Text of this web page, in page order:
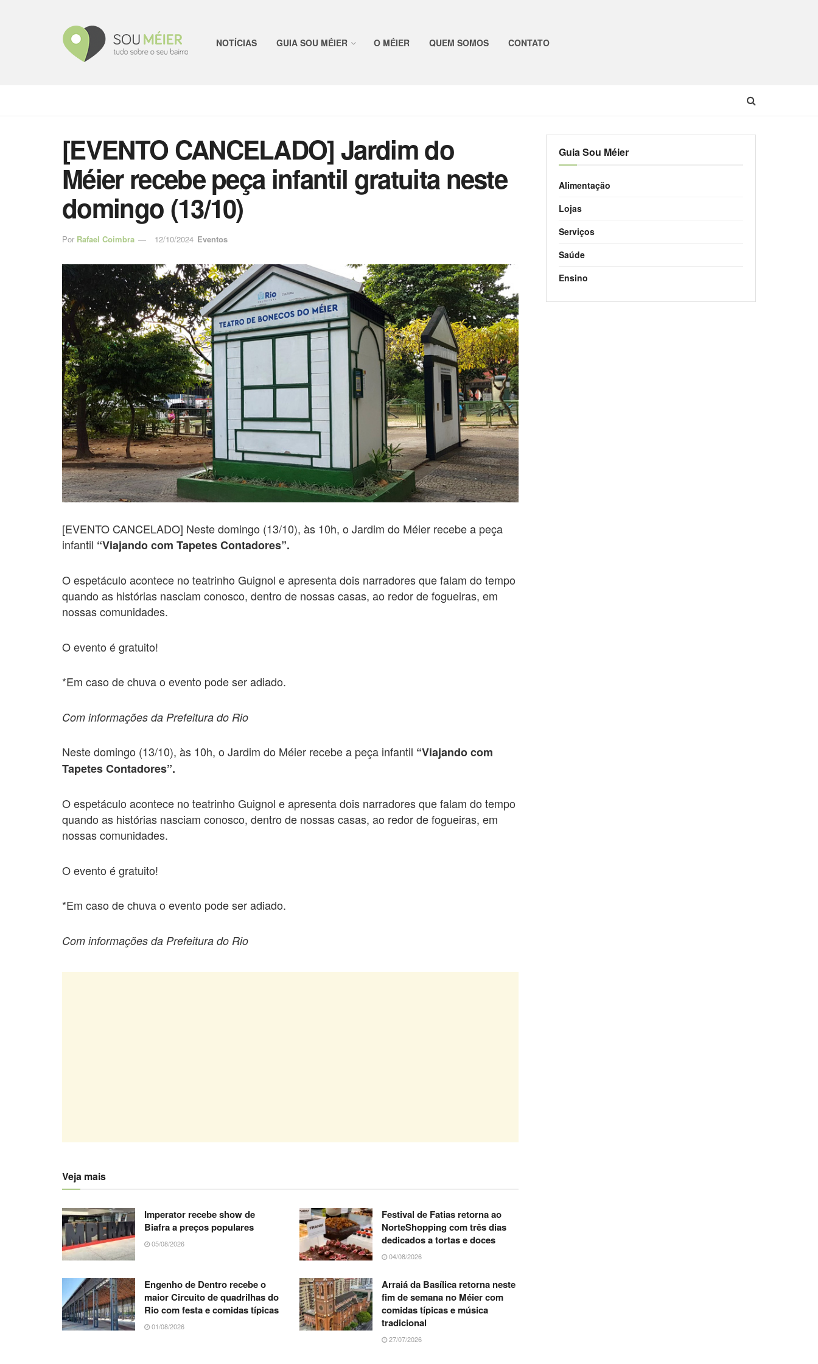
NOTÍCIAS GUIA SOU MÉIER O MÉIER QUEM SOMOS CONTATO
[EVENTO CANCELADO] Jardim do
Méier recebe peça infantil gratuita neste
domingo (13/10)
Por Rafael Coimbra 12/10/2024 Eventos
[EVENTO CANCELADO] Neste domingo (13/10), às 10h, o Jardim do Méier recebe a peça
infantil “Viajando com Tapetes Contadores”.
O espetáculo acontece no teatrinho Guignol e apresenta dois narradores que falam do tempo
quando as histórias nasciam conosco, dentro de nossas casas, ao redor de fogueiras, em
nossas comunidades.
O evento é gratuito!
*Em caso de chuva o evento pode ser adiado.
Com informações da Prefeitura do Rio
Neste domingo (13/10), às 10h, o Jardim do Méier recebe a peça infantil “Viajando com
Tapetes Contadores”.
O espetáculo acontece no teatrinho Guignol e apresenta dois narradores que falam do tempo
quando as histórias nasciam conosco, dentro de nossas casas, ao redor de fogueiras, em
nossas comunidades.
O evento é gratuito!
*Em caso de chuva o evento pode ser adiado.
Com informações da Prefeitura do Rio
Veja mais
Imperator recebe show de
Biafra a preços populares
05/08/2026
Festival de Fatias retorna ao
NorteShopping com três dias
dedicados a tortas e doces
04/08/2026
Engenho de Dentro recebe o
maior Circuito de quadrilhas do
Rio com festa e comidas típicas
01/08/2026
Arraiá da Basílica retorna neste
fim de semana no Méier com
comidas típicas e música
tradicional
27/07/2026
Guia Sou Méier
Alimentação
Lojas
Serviços
Saúde
Ensino